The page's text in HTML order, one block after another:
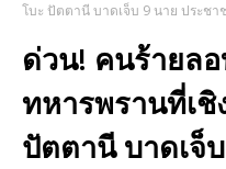
โบะ ปัตตานี บาดเจ็บ 9 นาย ประชา
ด่วน! คนร้ายลอ
ทหารพรานที่เ
ปัตตานี บาดเจ็